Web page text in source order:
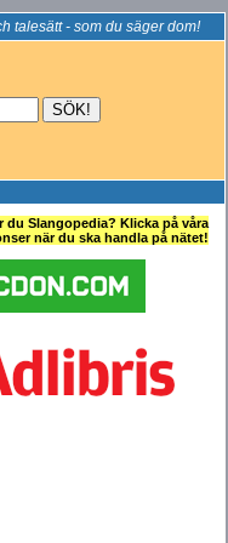
talesätt - som du säger dom!
du Slangopedia? Klicka på våra
när du ska handla på nätet!